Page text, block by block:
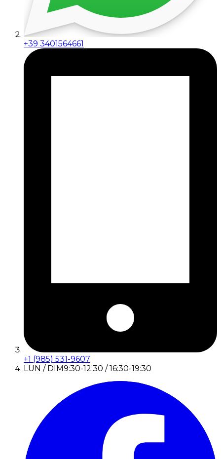
+39 3401564661
+1 (985) 531-9607
LUN / DIM9:30-12:30 / 16:30-19:30